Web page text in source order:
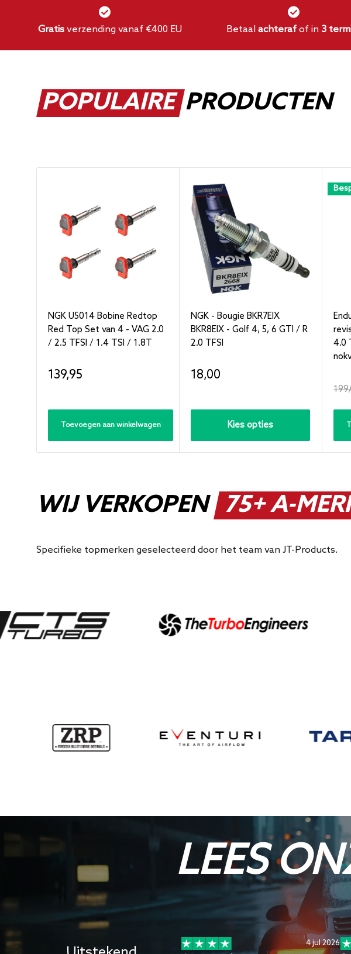
Gratisverzending vanaf €400 EU Betaal achterafof in 3
POPULAIREPRODUCTEN
NGK U5014 Bobine Redtop
Red Top Set van 4 - VAG 2.0
/ 2.5 TFSI / 1.4 TSI / 1.8T
Verkoopprijs
139,95
Toevoegen aan winkelwagen
NGK - Bougie BKR7EIX
BKR8EIX - Golf 4, 5, 6 GTI / R
2.0 TFSI
Verkoopprijs
18,00
Kies opties
4.0
WIJ VERKOPEN75+ A-
Specifieke topmerken geselecteerd door het team van JT-Products.
LEES
4 jul 2026